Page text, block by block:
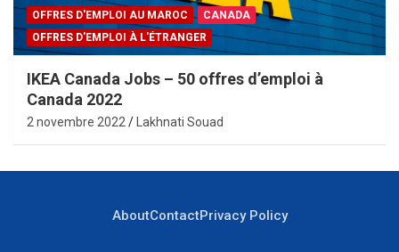
OFFRES D'EMPLOI AU MAROC
CANADA
OFFRES D'EMPLOI À L'ÉTRANGER
IKEA Canada Jobs – 50 offres d’emploi à
Canada 2022
2 novembre 2022 Lakhnati Souad
AboutContactPrivacy Policy